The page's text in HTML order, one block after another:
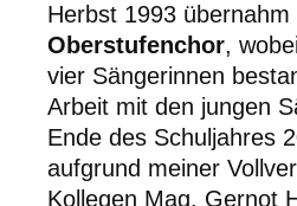
Herbst 1993 übernahm
Oberstufenchor,
vier Sängerinnen
Arbeit mit den jungen
Ende des Schuljahres
aufgrund meiner
Kollegen Mag. Gernot